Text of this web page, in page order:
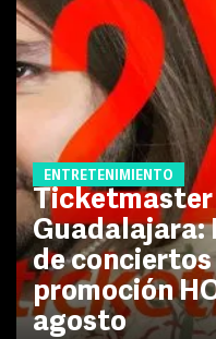
ENTRETENIMIENTO
Ticketmaster
Guadalajara:
de
promoción
agosto